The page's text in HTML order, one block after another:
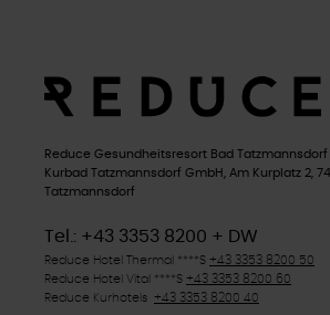
Reduce Gesundheitsresort Bad Tatzmannsdorf
Kurbad Tatzmannsdorf GmbH, Am Kurplatz 2,
Tatzmannsdorf
Tel.: +43 3353 8200 + DW
Reduce Hotel Thermal ****S +43 3353 8200 50
Reduce Hotel Vital ****S +43 3353 8200 60
Reduce Kurhotels +43 3353 8200 40